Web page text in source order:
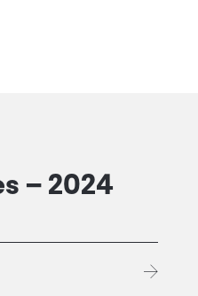
– 2024